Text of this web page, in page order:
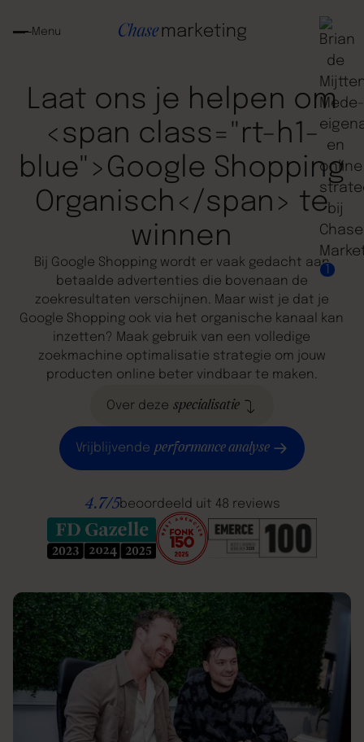
Menu
1
Laat ons je helpen om
<span class="rt-h1-
blue">Google Shopping
Organisch</span> te
winnen
Bij Google Shopping wordt er vaak gedacht aan
betaalde advertenties die bovenaan de
zoekresultaten verschijnen. Maar wist je dat je
Google Shopping ook via het organische kanaal kan
inzetten? Maak gebruik van een volledige
zoekmachine optimalisatie strategie om jouw
producten online beter vindbaar te maken.
Over deze specialisatie
Vrijblijvende performance analyse
4.7/5beoordeeld uit 48 reviews